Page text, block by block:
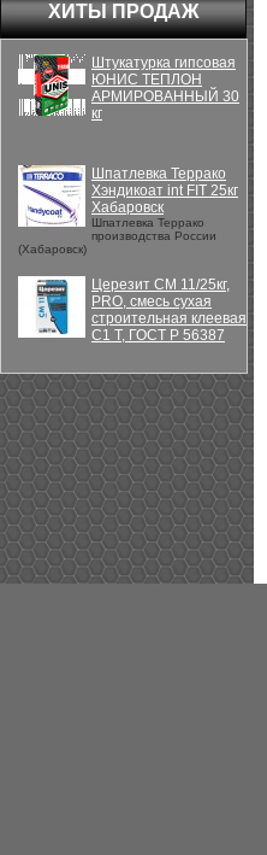
ХИТЫ ПРОДАЖ
Штукатурка гипсовая
ЮНИС ТЕПЛОН
АРМИРОВАННЫЙ 30
кг
Шпатлевка Террако
Хэндикоат int FIT 25кг
Хабаровск
Шпатлевка Террако
производства России
(Хабаровск)
Церезит CM 11/25кг,
PRO, смесь сухая
строительная клеевая
C1 T, ГОСТ Р 56387